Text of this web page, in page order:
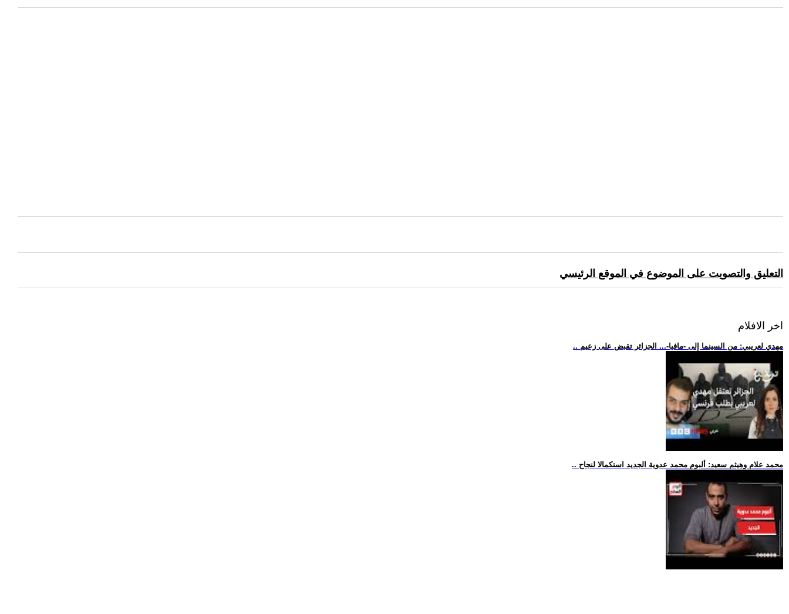
التعليق والتصويت على الموضوع في الموقع الرئيسي
اخر الافلام
.. مهدي لعريبي: من السينما إلى -مافيا-... الجزائر تقبض على زعيم
.. محمد علام وهيثم سعيد: ألبوم محمد عدوية الجديد استكمالا لنجاح